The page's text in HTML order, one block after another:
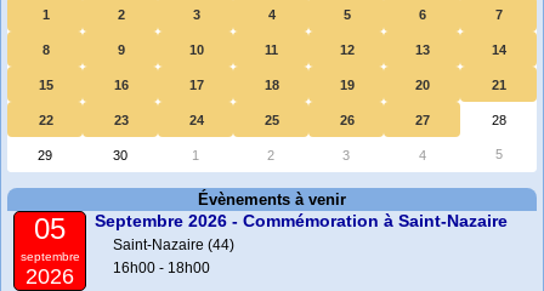
1 2 3 4 5 6 7
8 9 10 11 12 13 14
15 16 17 18 19 20 21
22 23 24 25 26 27 28
29 30 1 2 3 4 5
Évènements à venir
05
septembre
2026
Septembre 2026 - Commémoration à Saint-Nazaire
Saint-Nazaire (44)
16h00 - 18h00